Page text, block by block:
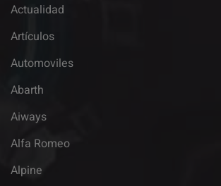
Actualidad
Artículos
Automoviles
Abarth
Aiways
Alfa Romeo
Alpine